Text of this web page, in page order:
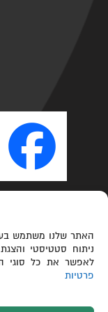
האתר שלנו משתמש
ניתוח סטטיסטי
לאפשר את כל סוגי
פרטיות